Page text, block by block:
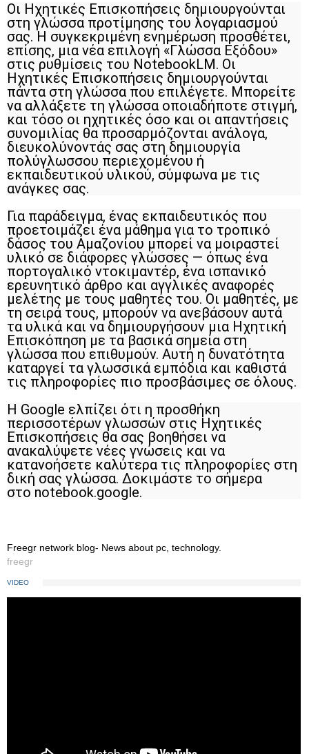
Οι Ηχητικές Επισκοπήσεις δημιουργούνται
στη γλώσσα προτίμησης του λογαριασμού
σας. Η συγκεκριμένη ενημέρωση προσθέτει,
επίσης, μια νέα επιλογή «Γλώσσα Εξόδου»
στις ρυθμίσεις του NotebookLM. Οι
Ηχητικές Επισκοπήσεις δημιουργούνται
πάντα στη γλώσσα που επιλέγετε. Μπορείτε
να αλλάξετε τη γλώσσα οποιαδήποτε στιγμή,
και τόσο οι ηχητικές όσο και οι απαντήσεις
συνομιλίας θα προσαρμόζονται ανάλογα,
διευκολύνοντάς σας στη δημιουργία
πολύγλωσσου περιεχομένου ή
εκπαιδευτικού υλικού, σύμφωνα με τις
ανάγκες σας.
Για παράδειγμα, ένας εκπαιδευτικός που
προετοιμάζει ένα μάθημα για το τροπικό
δάσος του Αμαζονίου μπορεί να μοιραστεί
υλικό σε διάφορες γλώσσες — όπως ένα
πορτογαλικό ντοκιμαντέρ, ένα ισπανικό
ερευνητικό άρθρο και αγγλικές αναφορές
μελέτης με τους μαθητές του. Οι μαθητές, με
τη σειρά τους, μπορούν να ανεβάσουν αυτά
τα υλικά και να δημιουργήσουν μια Ηχητική
Επισκόπηση με τα βασικά σημεία στη
γλώσσα που επιθυμούν. Αυτή η δυνατότητα
καταργεί τα γλωσσικά εμπόδια και καθιστά
τις πληροφορίες πιο προσβάσιμες σε όλους.
Η Google ελπίζει ότι η προσθήκη
περισσοτέρων γλωσσών στις Ηχητικές
Επισκοπήσεις θα σας βοηθήσει να
ανακαλύψετε νέες γνώσεις και να
κατανοήσετε καλύτερα τις πληροφορίες στη
δική σας γλώσσα. Δοκιμάστε το σήμερα
στο notebook.google.
Freegr network blog- News about pc, technology.
freegr
VIDEO